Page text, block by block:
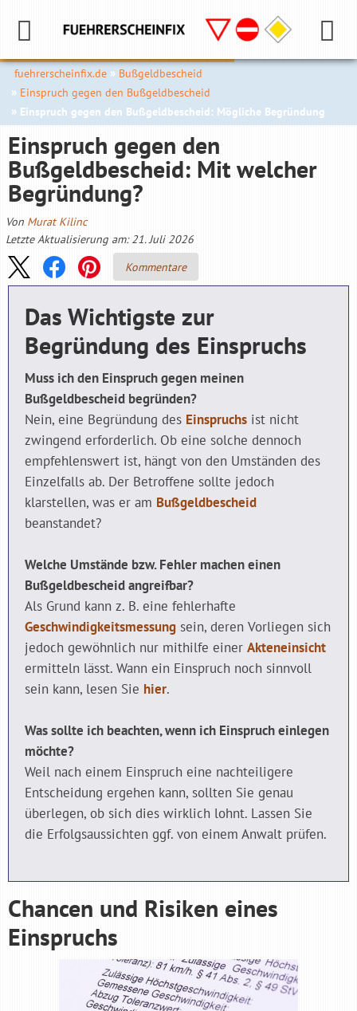
fuehrerscheinfix.de
Bußgeldbescheid
Einspruch gegen den Bußgeldbescheid
Einspruch gegen den Bußgeldbescheid: Mögliche Begründung
Einspruch gegen den
Bußgeldbescheid: Mit welcher
Begründung?
Von Murat Kilinc
Letzte Aktualisierung am: 21. Juli 2026
Kommentare
Das Wichtigste zur
Begründung des Einspruchs
Muss ich den Einspruch gegen meinen
Bußgeldbescheid begründen?
Nein, eine Begründung des Einspruchs ist nicht
zwingend erforderlich. Ob eine solche dennoch
empfehlenswert ist, hängt von den Umständen des
Einzelfalls ab. Der Betroffene sollte jedoch
klarstellen, was er am Bußgeldbescheid
beanstandet?
Welche Umstände bzw. Fehler machen einen
Bußgeldbescheid angreifbar?
Als Grund kann z. B. eine fehlerhafte
Geschwindigkeitsmessung sein, deren Vorliegen sich
jedoch gewöhnlich nur mithilfe einer Akteneinsicht
ermitteln lässt. Wann ein Einspruch noch sinnvoll
sein kann, lesen Sie hier.
Was sollte ich beachten, wenn ich Einspruch einlegen
möchte?
Weil nach einem Einspruch eine nachteiligere
Entscheidung ergehen kann, sollten Sie genau
überlegen, ob sich dies wirklich lohnt. Lassen Sie
die Erfolgsaussichten ggf. von einem Anwalt prüfen.
Chancen und Risiken eines
Einspruchs